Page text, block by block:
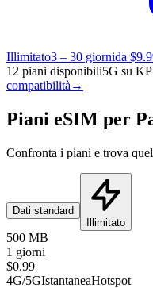
Illimitato3 – 30 giornida
12 piani disponibili5G su
compatibilità →
Piani eSIM per
Confronta i piani e trova
Dati standard
Illimitato
500 MB
1 giorni
$0.99
4G/5GIstantaneaHotspot